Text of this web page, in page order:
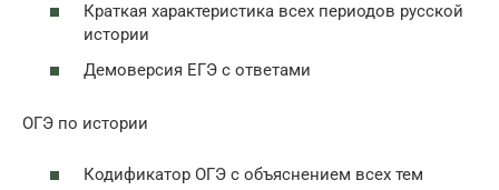
Краткая характеристика всех периодов русской
истории
Демоверсия ЕГЭ с ответами
ОГЭ по истории
Кодификатор ОГЭ с объяснением всех тем